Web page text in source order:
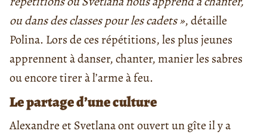
ou dans des classes pour les cadets », détaille
Polina. Lors de ces répétitions, les plus jeunes
apprennent à danser, chanter, manier les sabres
ou encore tirer à l’arme à feu.
Le partage d’une culture
Alexandre et Svetlana ont ouvert un gîte il y a